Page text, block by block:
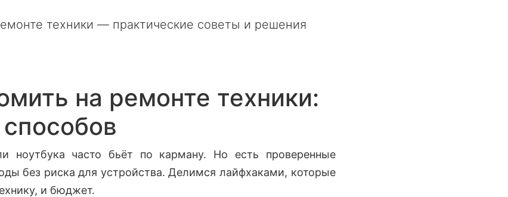
техники — практические советы и решения
на ремонте техники:
ноутбука часто бьёт по карману. Но есть проверенные
без риска для устройства. Делимся лайфхаками, которые
и бюджет.